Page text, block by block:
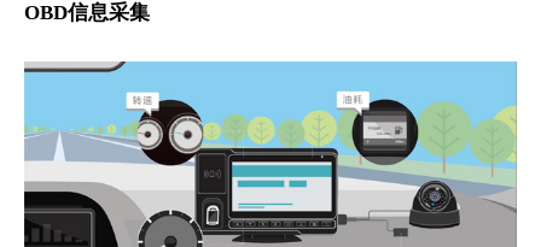
OBD信息采集